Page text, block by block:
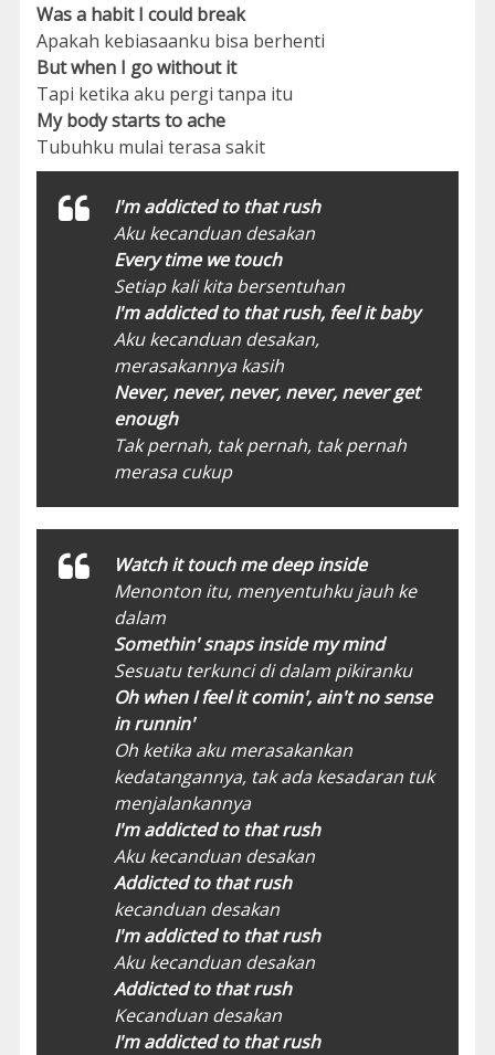
Was a habit I could break
Apakah kebiasaanku bisa berhenti
But when I go without it
Tapi ketika aku pergi tanpa itu
My body starts to ache
Tubuhku mulai terasa sakit
I'm addicted to that rush
Aku kecanduan desakan
Every time we touch
Setiap kali kita bersentuhan
I'm addicted to that rush, feel it baby
Aku kecanduan desakan,
merasakannya kasih
Never, never, never, never, never get
enough
Tak pernah, tak pernah, tak pernah
merasa cukup
Watch it touch me deep inside
Menonton itu, menyentuhku jauh ke
dalam
Somethin' snaps inside my mind
Sesuatu terkunci di dalam pikiranku
Oh when I feel it comin', ain't no sense
in runnin'
Oh ketika aku merasakankan
kedatangannya, tak ada kesadaran tuk
menjalankannya
I'm addicted to that rush
Aku kecanduan desakan
Addicted to that rush
kecanduan desakan
I'm addicted to that rush
Aku kecanduan desakan
Addicted to that rush
Kecanduan desakan
I'm addicted to that rush